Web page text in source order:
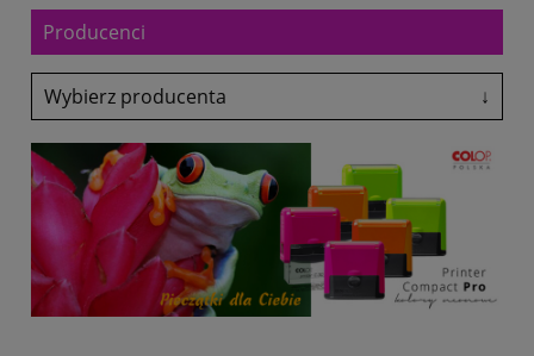
Producenci
Wybierz producenta ↓
Antalis
Avery-Zweckform
Black Point
Canon
Coloris
Denix
drekker